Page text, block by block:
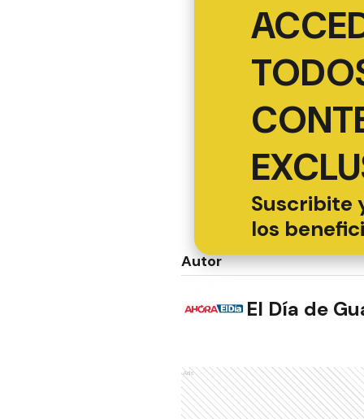
Suscribite
los
Autor
El Día de
Ads